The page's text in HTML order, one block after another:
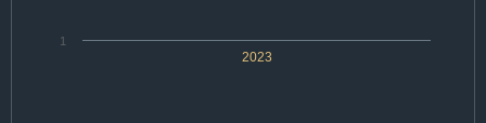
2023
1